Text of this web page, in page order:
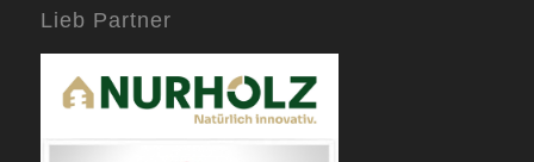
Lieb Partner